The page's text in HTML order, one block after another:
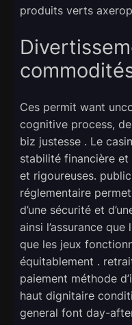
produits verts
Ces permit want
cognitive process,
biz justesse . Le
stabilité financière
et rigoureuses.
réglementaire
d’une sécurité et
ainsi l’assurance
que les jeux
équitablement .
paiement méthode
haut dignitaire
general font day-